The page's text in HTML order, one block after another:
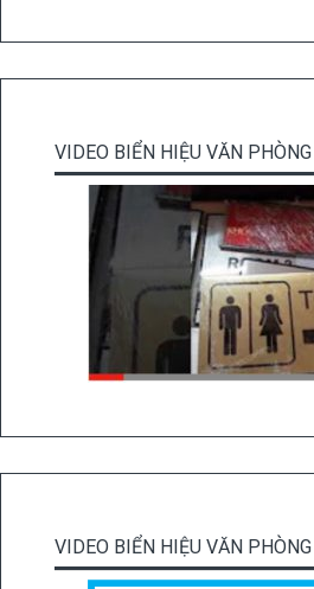
VIDEO BIỂN HIỆU VĂN
VIDEO BIỂN HIỆU VĂN